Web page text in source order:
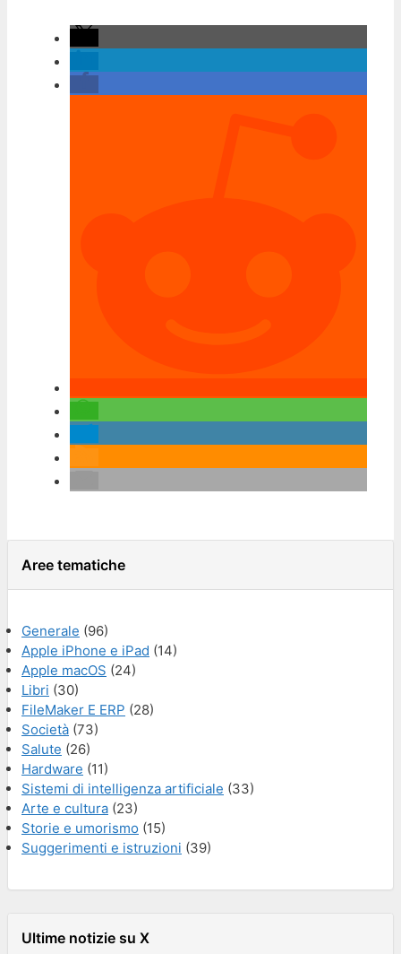
Aree tematiche
Generale (96)
Apple iPhone e iPad (14)
Apple macOS (24)
Libri (30)
FileMaker E ERP (28)
Società (73)
Salute (26)
Hardware (11)
Sistemi di intelligenza artificiale (33)
Arte e cultura (23)
Storie e umorismo (15)
Suggerimenti e istruzioni (39)
Ultime notizie su X